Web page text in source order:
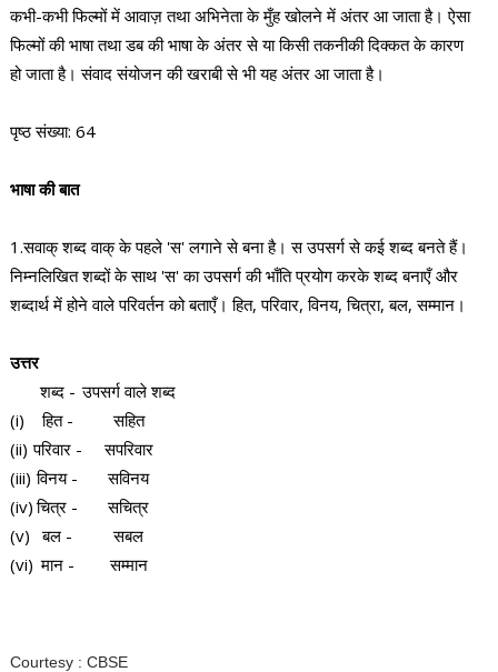
कभी-कभी फिल्मों में आवाज़ तथा अभिनेता के मुँह खोलने में अंतर आ जाता है। ऐसा
फिल्मों की भाषा तथा डब की भाषा के अंतर से या किसी तकनीकी दिक्कत के कारण
हो जाता है। संवाद संयोजन की खराबी से भी यह अंतर आ जाता है।
पृष्ठ संख्या: 64
भाषा की बात
1.सवाक्‌ शब्द वाक्‌ के पहले 'स' लगाने से बना है। स उपसर्ग से कई शब्द बनते हैं।
निम्नलिखित शब्दों के साथ 'स' का उपसर्ग की भाँति प्रयोग करके शब्द बनाएँ और
शब्दार्थ में होने वाले परिवर्तन को बताएँ। हित, परिवार, विनय, चित्रा, बल, सम्मान।
उत्तर
शब्द - उपसर्ग वाले शब्द
(i)
हित -
सहित
(ii) परिवार -
सपरिवार
(iii) विनय -
सविनय
(iv) चित्र -
सचित्र
(v)
बल -
सबल
(vi) मान - सम्मान
Courtesy : CBSE